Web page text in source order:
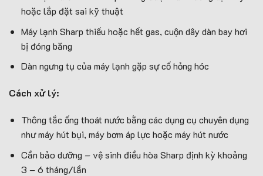
hoặc lắp đặt sai kỹ thuật
Máy lạnh Sharp thiếu hoặc hết gas, cuộn dây dàn bay hơi
bị đóng băng
Dàn ngưng tụ của máy lạnh gặp sự cố hỏng hóc
Cách xử lý:
Thông tắc ống thoát nước bằng các dụng cụ chuyên dụng
như máy hút bụi, máy bơm áp lực hoặc máy hút nước
Cần bảo dưỡng – vệ sinh điều hòa Sharp định kỳ khoảng
3 – 6 tháng/lần